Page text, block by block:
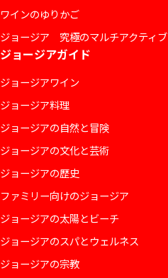
ワインのゆりかご
ジョージア 究極のマルチアクティブ
ジョージアガイド
ジョージアワイン
ジョージア料理
ジョージアの自然と冒険
ジョージアの文化と芸術
ジョージアの歴史
ファミリー向けのジョージア
ジョージアの太陽とビーチ
ジョージアのスパとウェルネス
ジョージアの宗教